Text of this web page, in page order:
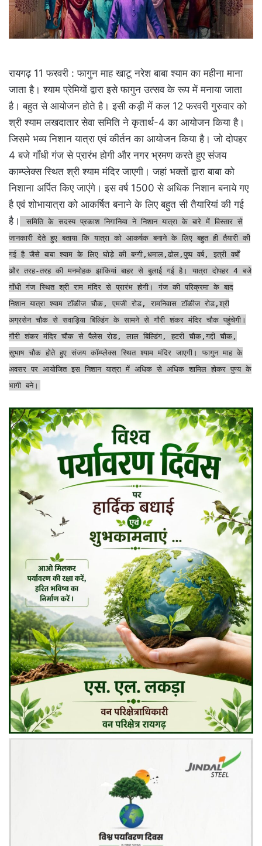
रायगढ़ 11 फरवरी : फागुन माह खाटू नरेश बाबा श्याम का महीना माना
जाता है। श्याम प्रेमियों द्वारा इसे फागुन उत्सव के रूप में मनाया जाता
है। बहुत से आयोजन होते है। इसी कड़ी में कल 12 फरवरी गुरुवार को
श्री श्याम लखदातार सेवा समिति ने कृतार्थ-4 का आयोजन किया है।
जिसमे भव्य निशान यात्रा एवं कीर्तन का आयोजन किया है। जो दोपहर
4 बजे गाँधी गंज से प्रारंभ होगी और नगर भ्रमण करते हुए संजय
काम्प्लेक्स स्थित श्री श्याम मंदिर जाएगी। जहां भक्तों द्वारा बाबा को
निशाना अर्पित किए जाएंगे। इस वर्ष 1500 से अधिक निशान बनाये गए
है एवं शोभायात्रा को आकर्षित बनाने के लिए बहुत सी तैयारियां की गई
है।
समिति के सदस्य प्रकाश निगानिया ने निशान यात्रा के बारे में विस्तार से
जानकारी देते हुए बताया कि यात्रा को आकर्षक बनाने के लिए बहुत ही तैयारी की
गई है जैसे बाबा श्याम के लिए घोड़े की बग्गी,धमाल,ढोल,पुष्प वर्ष, इत्री वर्षों
और तरह-तरह की मनमोहक झांकियां बाहर से बुलाई गई है। यात्रा दोपहर 4 बजे
गाँधी गंज स्थित श्री राम मंदिर से प्रारंभ होगी। गंज की परिक्रमा के बाद
निशान यात्रा श्याम टॉकीज चौक, एमजी रोड, रामनिवास टॉकीज रोड,श्री
अग्रसेन चौक से सवाड़िया बिल्डिंग के सामने से गौरी शंकर मंदिर चौक पहुंचेगी।
गौरी शंकर मंदिर चौक से पैलेस रोड, लाल बिल्डिंग, हटरी चौक,गद्दी चौक,
सुभाष चौक होते हुए संजय कॉम्प्लेक्स स्थित श्याम मंदिर जाएगी। फागुन माह के
अवसर पर आयोजित इस निशान यात्रा में अधिक से अधिक शामिल होकर पुण्य के
भागी बने।